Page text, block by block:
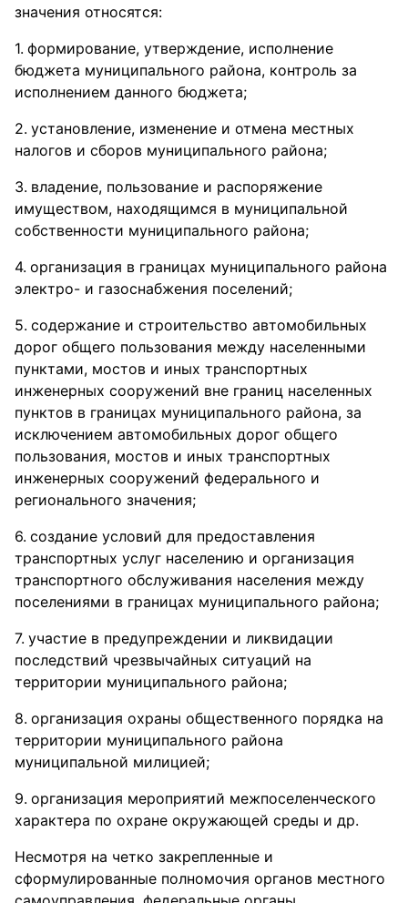
значения относятся:
формирование, утверждение, исполнение
бюджета муниципального района, контроль за
исполнением данного бюджета;
установление, изменение и отмена местных
налогов и сборов муниципального района;
владение, пользование и распоряжение
имуществом, находящимся в муниципальной
собственности муниципального района;
организация в границах муниципального района
электро- и газоснабжения поселений;
содержание и строительство автомобильных
дорог общего пользования между населенными
пунктами, мостов и иных транспортных
инженерных сооружений вне границ населенных
пунктов в границах муниципального района, за
исключением автомобильных дорог общего
пользования, мостов и иных транспортных
инженерных сооружений федерального и
регионального значения;
создание условий для предоставления
транспортных услуг населению и организация
транспортного обслуживания населения между
поселениями в границах муниципального района;
участие в предупреждении и ликвидации
последствий чрезвычайных ситуаций на
территории муниципального района;
организация охраны общественного порядка на
территории муниципального района
муниципальной милицией;
организация мероприятий межпоселенческого
характера по охране окружающей среды и др.
Несмотря на четко закрепленные и
сформулированные полномочия органов местного